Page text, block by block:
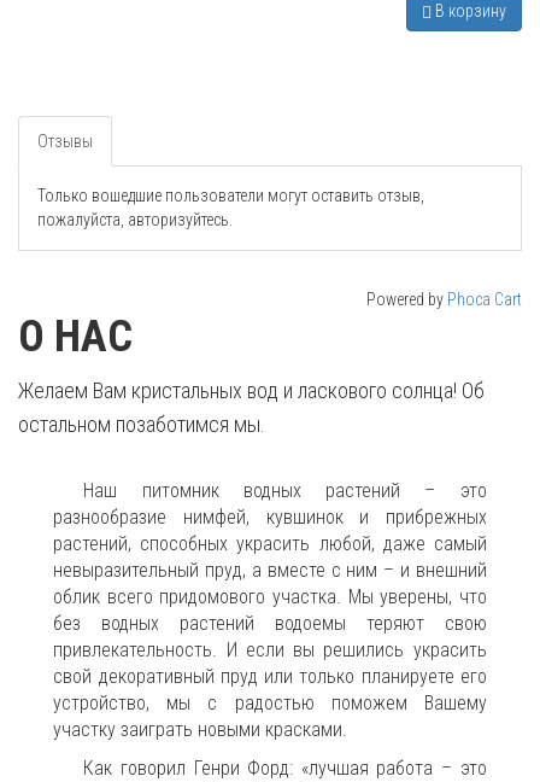
В корзину
Отзывы
Только вошедшие пользователи могут оставить отзыв,
пожалуйста, авторизуйтесь.
Powered by Phoca Cart
О НАС
Желаем Вам кристальных вод и ласкового солнца! Об
остальном позаботимся мы.
Наш питомник водных растений – это
разнообразие нимфей, кувшинок и прибрежных
растений, способных украсить любой, даже самый
невыразительный пруд, а вместе с ним – и внешний
облик всего придомового участка. Мы уверены, что
без водных растений водоемы теряют свою
привлекательность. И если вы решились украсить
свой декоративный пруд или только планируете его
устройство, мы с радостью поможем Вашему
участку заиграть новыми красками.
Как говорил Генри Форд: «лучшая работа – это